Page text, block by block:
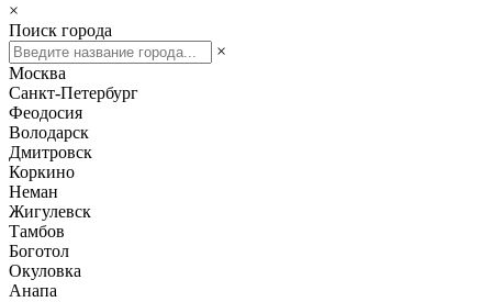
×
Поиск города
×
Москва
Санкт-Петербург
Феодосия
Володарск
Дмитровск
Коркино
Неман
Жигулевск
Тамбов
Боготол
Окуловка
Анапа